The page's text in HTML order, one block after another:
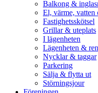
Balkong &
El, värme, vatten
Fastighetsskötsel
Grillar & uteplats
I lägenheten
Lägenheten &
Nycklar & taggar
Parkering
Sälja & flytta ut
Störningsjour